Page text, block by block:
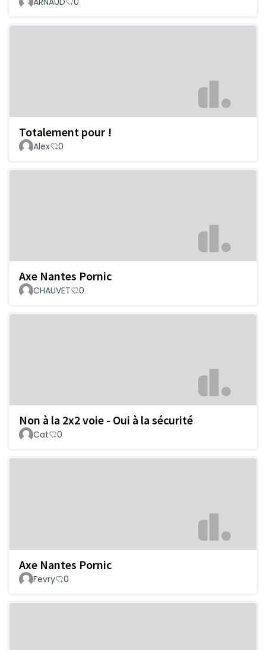
Totalement pour !
Alex 0
Axe Nantes Pornic
CHAUVET 0
Non à la 2x2 voie - Oui à la sécurité
Cat 0
Axe Nantes Pornic
Fevry 0